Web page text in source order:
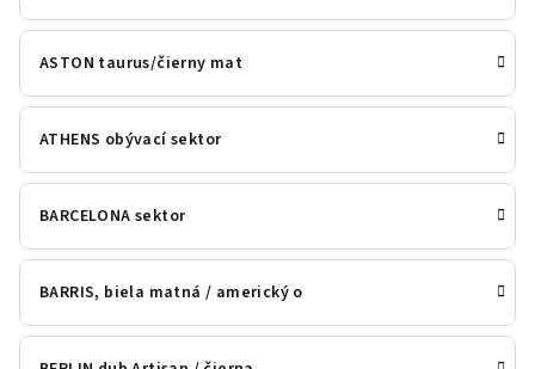
ASTON taurus/čierny mat
ATHENS obývací sektor
BARCELONA sektor
BARRIS, biela matná / americký o